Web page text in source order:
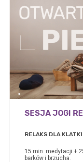
SESJA JOGI
RELAKS DLA
15 min. medytacji +
barków i brzucha.